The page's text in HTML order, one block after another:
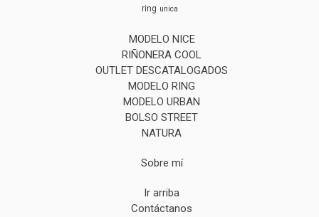
ring unica
MODELO NICE
RIÑONERA COOL
OUTLET DESCATALOGADOS
MODELO RING
MODELO URBAN
BOLSO STREET
NATURA
Sobre mí
Ir arriba
Contáctanos